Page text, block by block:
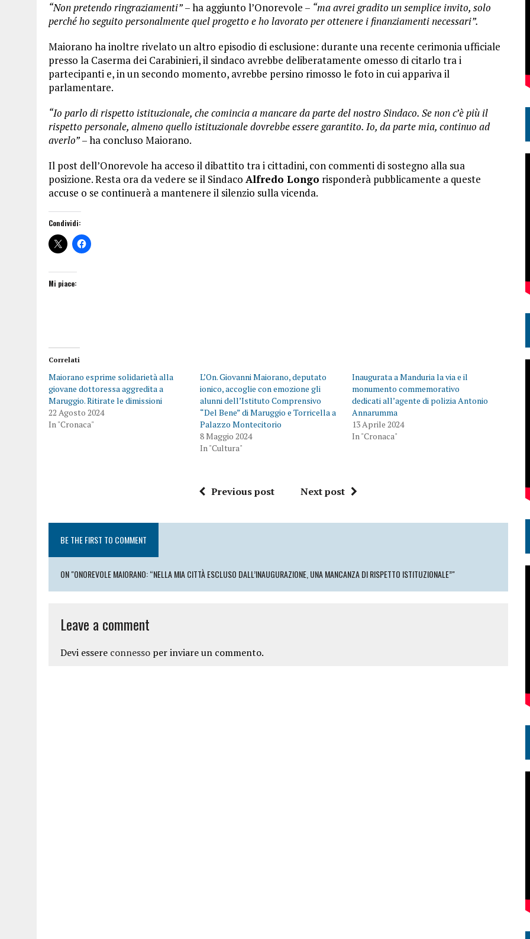
“Non pretendo ringraziamenti”– ha aggiunto l’Onorevole – “ma avrei gradito un semplice invito, solo
perché ho seguito personalmente quel progetto e ho lavorato per ottenere i finanziamenti necessari”.
Maiorano ha inoltre rivelato un altro episodio di esclusione: durante una recente cerimonia ufficiale
presso la Caserma dei Carabinieri, il sindaco avrebbe deliberatamente omesso di citarlo tra i
partecipanti e, in un secondo momento, avrebbe persino rimosso le foto in cui appariva il
parlamentare.
“Io parlo di rispetto istituzionale, che comincia a mancare da parte del nostro Sindaco. Se non c’è più il
rispetto personale, almeno quello istituzionale dovrebbe essere garantito. Io, da parte mia, continuo ad
averlo”– ha concluso Maiorano.
Il post dell’Onorevole ha acceso il dibattito tra i cittadini, con commenti di sostegno alla sua
posizione. Resta ora da vedere se il Sindaco Alfredo Longo risponderà pubblicamente a queste
accuse o se continuerà a mantenere il silenzio sulla vicenda.
Condividi:
Mi piace:
Correlati
Maiorano esprime solidarietà alla
giovane dottoressa aggredita a
Maruggio. Ritirate le dimissioni
22 Agosto 2024
In "Cronaca"
L’On. Giovanni Maiorano, deputato
ionico, accoglie con emozione gli
alunni dell’Istituto Comprensivo
“Del Bene” di Maruggio e Torricella a
Palazzo Montecitorio
8 Maggio 2024
In "Cultura"
Inaugurata a Manduria la via e il
monumento commemorativo
dedicati all’agente di polizia Antonio
Annarumma
13 Aprile 2024
In "Cronaca"
Previous post Next post
BE THE FIRST TO COMMENT
ON "ONOREVOLE MAIORANO: “NELLA MIA CITTÀ ESCLUSO DALL’INAUGURAZIONE, UNA MANCANZA DI RISPETTO ISTITUZIONALE”"
Leave a comment
Devi essere connesso per inviare un commento.